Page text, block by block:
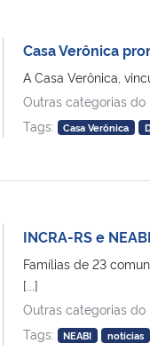
Casa Verônica
A Casa Verônica,
Outras categorias do
Tags:
Casa Verônica
INCRA-RS e
Famílias de 23
[...]
Outras categorias do
Tags:
NEABI notícias